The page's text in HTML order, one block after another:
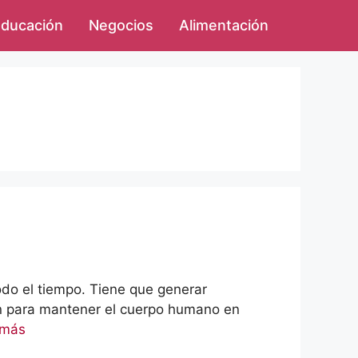
Negocios Alimentación
el tiempo. Tiene que generar
mantener el cuerpo humano en